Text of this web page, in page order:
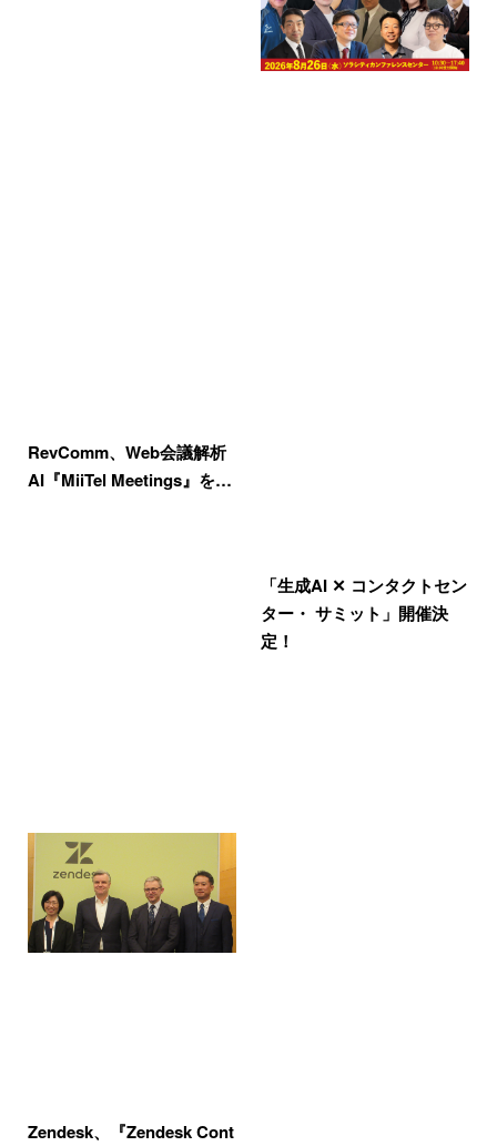
RevComm、Web会議解析
AI『MiiTel Meetings』を…
「生成AI ✕ コンタクトセン
ター・ サミット」開催決
定！
Zendesk、『Zendesk Cont